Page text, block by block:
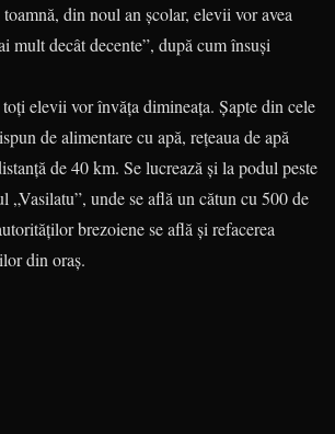
din noul an școlar, elevii vor avea
mult decât decente”, după cum însuși
elevii vor învăța dimineața. Șapte din cele
de alimentare cu apă, rețeaua de apă
de 40 km. Se lucrează și la podul peste
unde se află un cătun cu 500 de
brezoiene se află și refacerea
din oraș.